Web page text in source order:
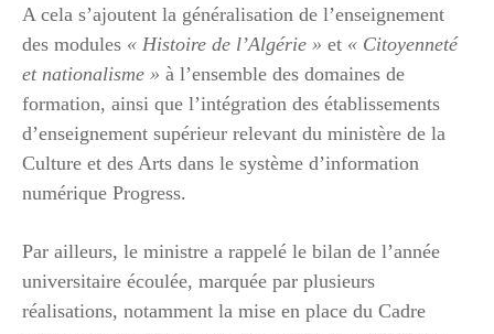
A cela s’ajoutent la généralisation de l’enseignement
des modules « Histoire de l’Algérie » et « Citoyenneté
et nationalisme » à l’ensemble des domaines de
formation, ainsi que l’intégration des établissements
d’enseignement supérieur relevant du ministère de la
Culture et des Arts dans le système d’information
numérique Progress.
Par ailleurs, le ministre a rappelé le bilan de l’année
universitaire écoulée, marquée par plusieurs
réalisations, notamment la mise en place du Cadre